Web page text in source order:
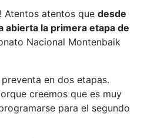
Atentos atentos que desde
abierta la primera etapa de
Nacional Montenbaik
en dos etapas.
creemos que es muy
para el segundo